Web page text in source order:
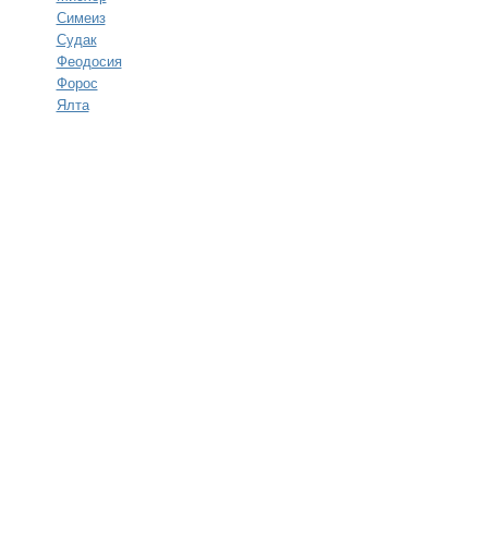
Симеиз
Судак
Феодосия
Форос
Ялта